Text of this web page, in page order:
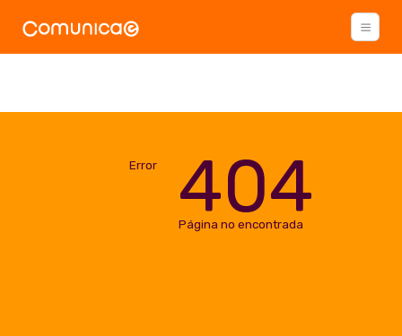
Error 404
Página no encontrada